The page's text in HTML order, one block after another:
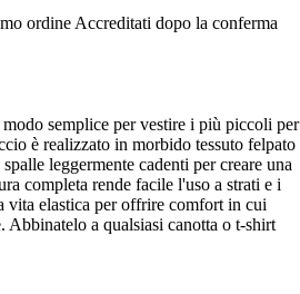
ordine Accreditati dopo la conferma
semplice per vestire i più piccoli per
è realizzato in morbido tessuto felpato
leggermente cadenti per creare una
completa rende facile l'uso a strati e i
vita elastica per offrire comfort in cui
Abbinatelo a qualsiasi canotta o t-shirt